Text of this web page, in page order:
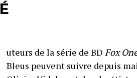
uteurs de la série de BDFox
Bleus peuvent suivre depuis